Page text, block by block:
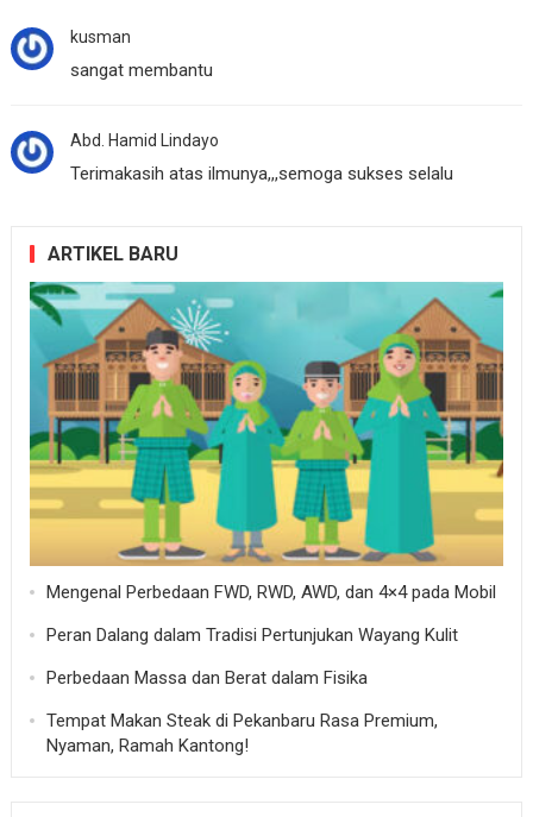
kusman
sangat membantu
Abd. Hamid Lindayo
Terimakasih atas ilmunya,,,semoga sukses selalu
ARTIKEL BARU
Mengenal Perbedaan FWD, RWD, AWD, dan 4×4 pada Mobil
Peran Dalang dalam Tradisi Pertunjukan Wayang Kulit
Perbedaan Massa dan Berat dalam Fisika
Tempat Makan Steak di Pekanbaru Rasa Premium,
Nyaman, Ramah Kantong!